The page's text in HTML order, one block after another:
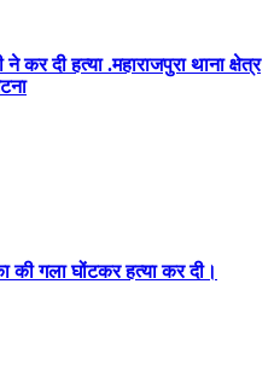
कर दी हत्या .महाराजपुरा थाना क्षेत्र
की गला घोंटकर हत्या कर दी।